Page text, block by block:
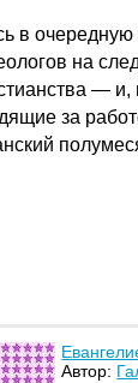
на
—
за
Автор: